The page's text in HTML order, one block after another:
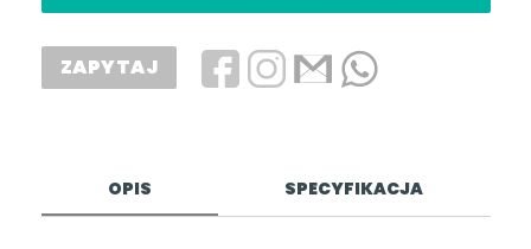
ZAPYTAJ
OPIS SPECYFIKACJA